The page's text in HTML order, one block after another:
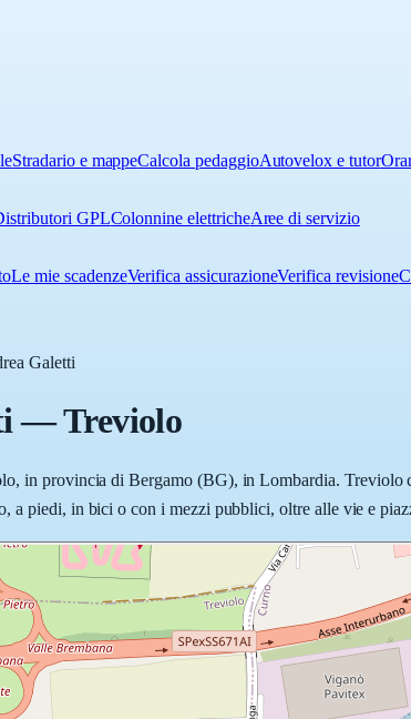
Stradario e mappeCalcola pedaggioAutovelox e tutor
GPLColonnine elettricheAree di servizio
Le mie scadenzeVerifica assicurazioneVerifica revisione
Galetti
—Treviolo
in provincia di Bergamo (BG), in Lombardia.
a piedi, in bici o con i mezzi pubblici, oltre alle vie e